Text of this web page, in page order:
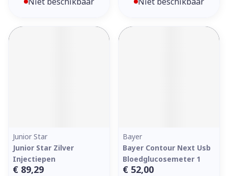
Junior Star
Junior Star Zilver
Injectiepen
€ 89,29
Bayer
Bayer Contour Next Usb
Bloedglucosemeter 1
€ 52,00